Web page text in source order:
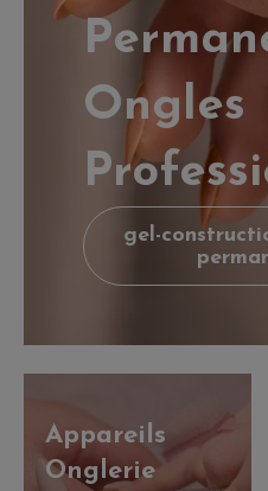
Ongles
gel-
Appareils
Onglerie